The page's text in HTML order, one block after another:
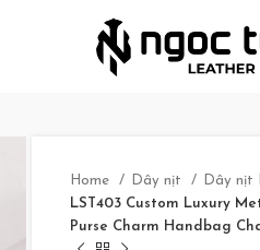
Home Dây nịt
Dây nịt
LST403 Custom Luxury
Purse Charm Handbag